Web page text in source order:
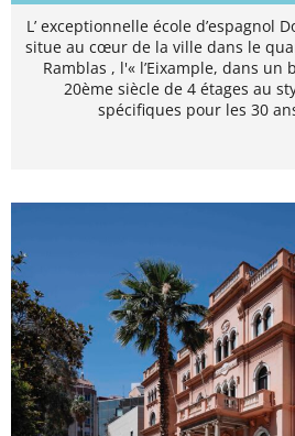
L’ exceptionnelle école d’espagnol
situe au cœur de la ville dans le
Ramblas , l'« l’Eixample, dans
20ème siècle de 4 étages au
spécifiques pour les 30